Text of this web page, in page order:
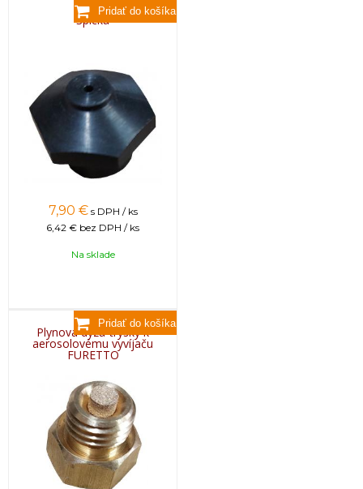
Špička
7,90 € s DPH / ks
6,42 € bez DPH / ks
Na sklade
Plynová dýza-trysky k
aerosolovému vyvíjaču
FURETTO